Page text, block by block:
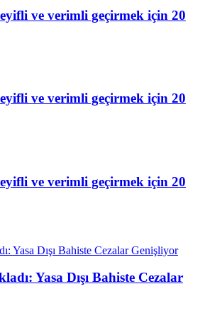
ve verimli geçirmek için 20
ve verimli geçirmek için 20
ve verimli geçirmek için 20
Yasa Dışı Bahiste Cezalar